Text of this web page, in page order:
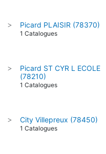
> Picard PLAISIR (78370)
1 Catalogues
>
Picard ST CYR L ECOLE
(78210)
1 Catalogues
> City Villepreux (78450)
1 Catalogues